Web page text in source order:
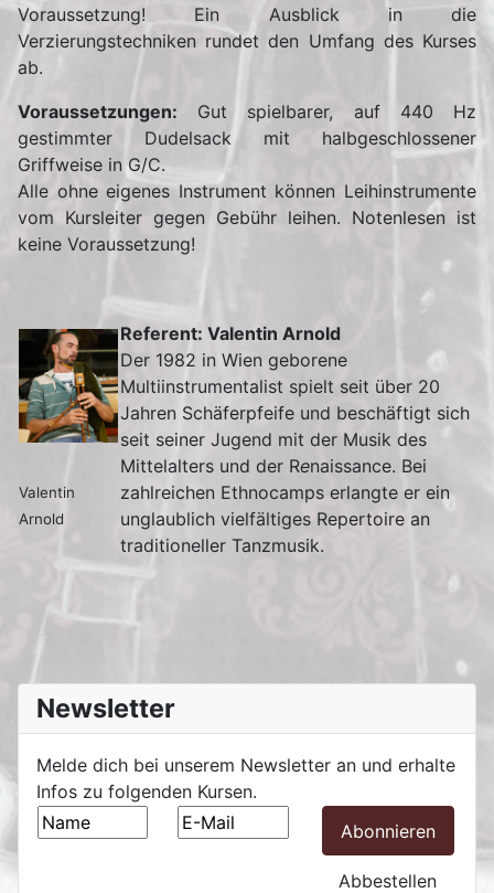
Voraussetzung! Ein Ausblick in die
Verzierungstechniken rundet den Umfang des Kurses
ab.
Voraussetzungen: Gut spielbarer, auf 440 Hz
gestimmter Dudelsack mit halbgeschlossener
Griffweise in G/C.
Alle ohne eigenes Instrument können Leihinstrumente
vom Kursleiter gegen Gebühr leihen. Notenlesen ist
keine Voraussetzung!
Valentin
Arnold
Referent: Valentin Arnold
Der 1982 in Wien geborene
Multiinstrumentalist spielt seit über 20
Jahren Schäferpfeife und beschäftigt sich
seit seiner Jugend mit der Musik des
Mittelalters und der Renaissance. Bei
zahlreichen Ethnocamps erlangte er ein
unglaublich vielfältiges Repertoire an
traditioneller Tanzmusik.
Newsletter
Melde dich bei unserem Newsletter an und erhalte
Infos zu folgenden Kursen.